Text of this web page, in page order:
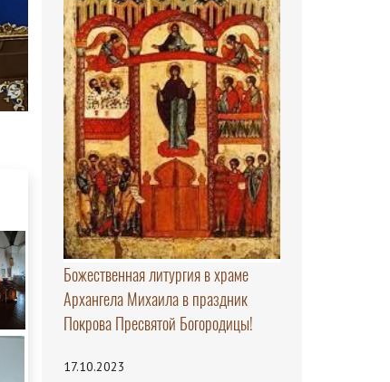
Божественная литургия в храме
Архангела Михаила в праздник
Покрова Пресвятой Богородицы!
17.10.2023